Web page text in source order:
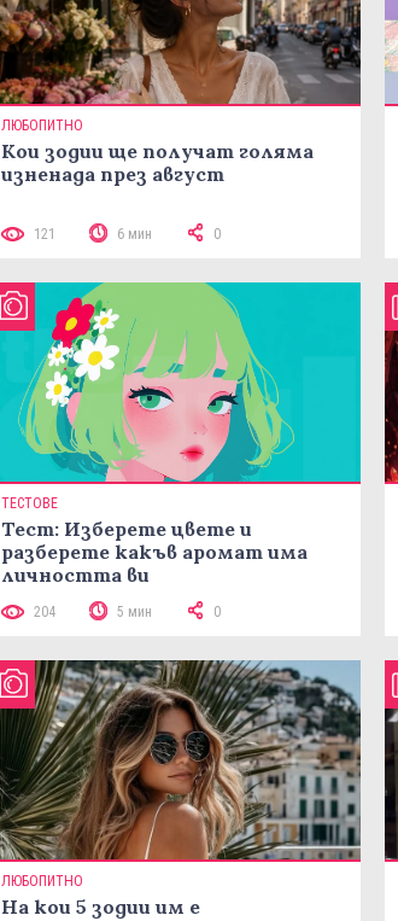
ЛЮБОПИТНО
Кои зодии ще получат голяма
изненада през август
121 6 мин 0
ТЕСТОВЕ
Тест: Изберете цвете и
разберете какъв аромат има
личността ви
204 5 мин 0
ЛЮБОПИТНО
На кои 5 зодии им е